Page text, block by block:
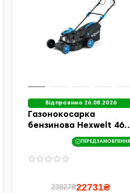
Відправимо 26.08.2026
Газонокосарка
бензинова Hexwelt 46
см 2,6 кВт з приводом
ПЕРЕДЗАМОВЛЕННЯ
23927₴22731₴